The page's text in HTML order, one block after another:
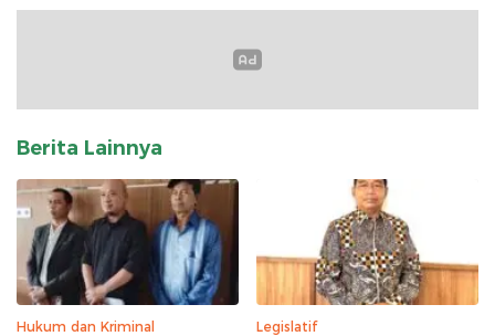
Berita Lainnya
Hukum dan Kriminal Legislatif